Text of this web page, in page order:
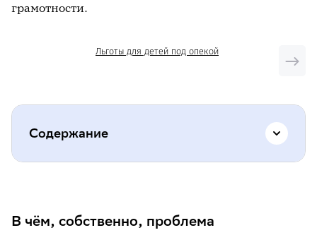
грамотности.
Льготы для детей под опекой
Содержание
В приёмной семье у ребёнка больше
возможностей получить качественные
В чём, собственно, проблема